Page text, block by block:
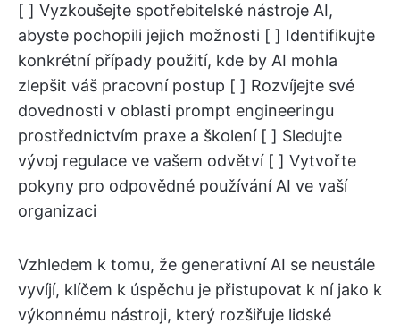
[ ] Vyzkoušejte spotřebitelské nástroje AI,
abyste pochopili jejich možnosti [ ] Identifikujte
konkrétní případy použití, kde by AI mohla
zlepšit váš pracovní postup [ ] Rozvíjejte své
dovednosti v oblasti prompt engineeringu
prostřednictvím praxe a školení [ ] Sledujte
vývoj regulace ve vašem odvětví [ ] Vytvořte
pokyny pro odpovědné používání AI ve vaší
organizaci
Vzhledem k tomu, že generativní AI se neustále
vyvíjí, klíčem k úspěchu je přistupovat k ní jako k
výkonnému nástroji, který rozšiřuje lidské